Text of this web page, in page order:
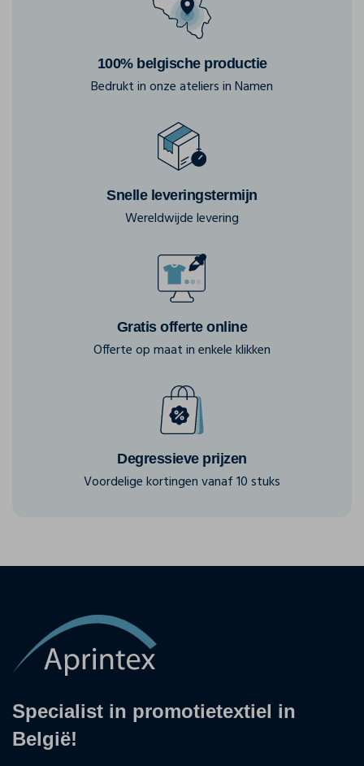
100% belgische productie
Bedrukt in onze ateliers in Namen
Snelle leveringstermijn
Wereldwijde levering
Gratis offerte online
Offerte op maat in enkele klikken
Degressieve prijzen
Voordelige kortingen vanaf 10 stuks
Specialist in promotietextiel in
België!